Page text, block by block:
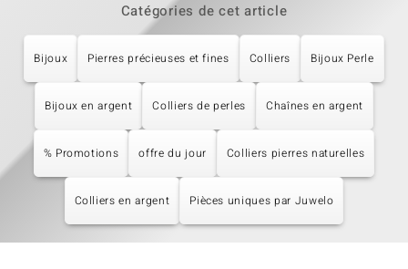
Catégories de cet article
Bijoux Pierres précieuses et fines Colliers Bijoux Perle
Bijoux en argent Colliers de perles Chaînes en argent
% Promotions offre du jour Colliers pierres naturelles
Colliers en argent Pièces uniques par Juwelo